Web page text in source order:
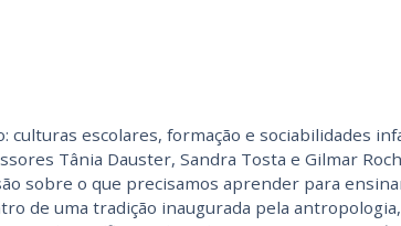
culturas escolares, formação e sociabilidades
Tânia Dauster, Sandra Tosta e Gilmar
sobre o que precisamos aprender para
de uma tradição inaugurada pela